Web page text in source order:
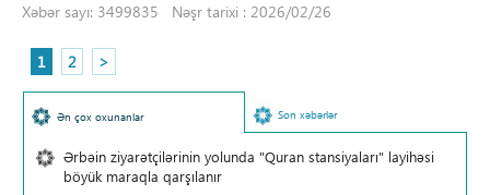
Xəbər sayı: 3499835 Nəşr tarixi : 2026/02/26
1 2 >
Ən çox oxunanlar Son xəbərlər
Ərbəin ziyarətçilərinin yolunda "Quran stansiyaları" layihəsi
böyük maraqla qarşılanır